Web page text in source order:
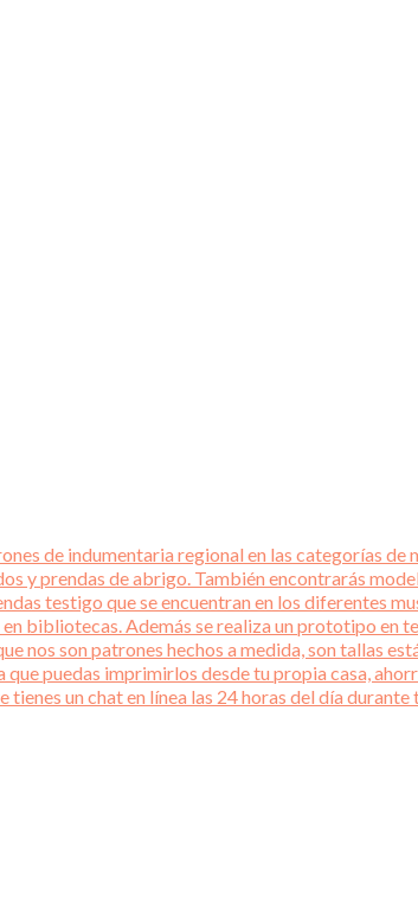
de indumentaria regional en las categorías
y prendas de abrigo. También encontrarás
testigo que se encuentran en los diferentes
bibliotecas. Además se realiza un prototipo
nos son patrones hechos a medida, son tallas
puedas imprimirlos desde tu propia casa,
un chat en línea las 24 horas del día durante